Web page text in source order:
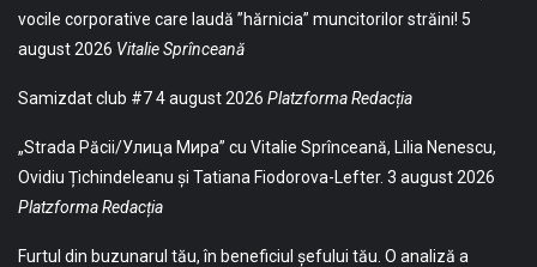
vocile corporative care laudă ”hărnicia” muncitorilor străini! 5
august 2026 Vitalie Sprînceană
Samizdat club #74 august 2026 Platzforma Redacția
„Strada Păcii/Улица Мира” cu Vitalie Sprînceană, Lilia Nenescu,
Ovidiu Țichindeleanu și Tatiana Fiodorova-Lefter. 3 august 2026
Platzforma Redacția
Furtul din buzunarul tău, în beneficiul șefului tău. O analiză a